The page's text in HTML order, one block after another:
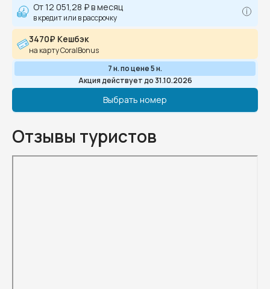
От12 051,28 ₽в месяц
в кредит или в рассрочку
3470₽ Кешбэк
на карту CoralBonus
7 н. по цене 5 н.
Акция действует до 31.10.2026
Выбрать номер
Отзывы туристов